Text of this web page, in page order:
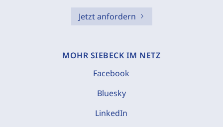
Jetzt anfordern
MOHR SIEBECK IM NETZ
Facebook
Bluesky
LinkedIn